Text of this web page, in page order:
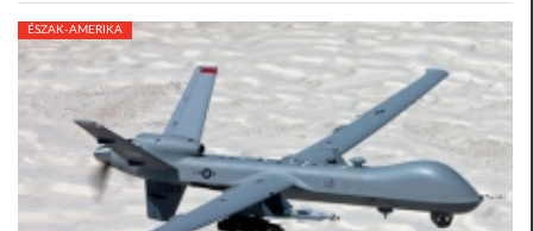
ÉSZAK-AMERIKA